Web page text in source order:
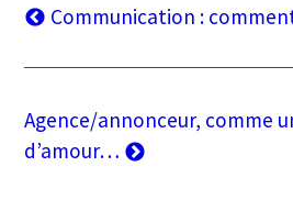
Navigation
de
Article
Communication :
Article
suivant
Agence/annonceur, comme
d’amour…